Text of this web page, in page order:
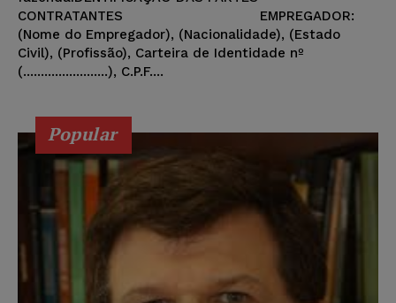
CONTRATANTES EMPREGADOR:
(Nome do Empregador), (Nacionalidade), (Estado
Civil), (Profissão), Carteira de Identidade nº
(........................), C.P.F....
Popular